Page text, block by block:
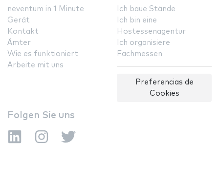
neventum in 1 Minute
Gerät
Kontakt
Ämter
Wie es funktioniert
Arbeite mit uns
Ich baue Stände
Ich bin eine
Hostessenagentur
Ich organisiere
Fachmessen
Preferencias de
Cookies
Folgen Sie uns